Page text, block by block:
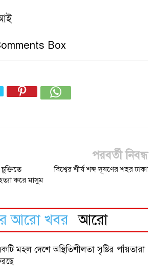
Box
করে মাসুম
পরবর্তী নিবন্ধ
বিশ্বের শীর্ষ শব্দ দূষণের শহর ঢাকা
আরো খবর আরো
মহল দেশে অস্থিতিশীলতা সৃষ্টির পাঁয়তারা